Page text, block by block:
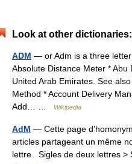
Look at other dictionaries:
ADM — or Adm is a three
Absolute Distance Meter * Abu
United Arab Emirates. See
Method * Account Delivery
Add… …
Wikipedia
AdM — Cette page
articles partageant un même
lettre Sigles de deux lettres